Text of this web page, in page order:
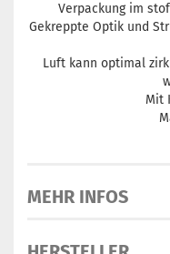
Verpackung im
Gekreppte Optik und
Luft kann optimal
Mit
MEHR INFOS